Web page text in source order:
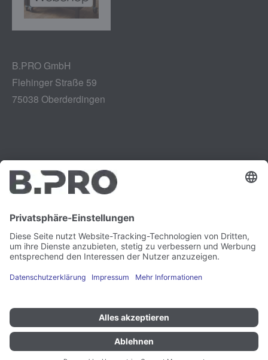
B.PRO GmbH
Flehinger Straße 59
75038 Oberderdingen
Impressum
Datenschutz
Schwachstellenmeldung
Karriere
Presse
Newsletter